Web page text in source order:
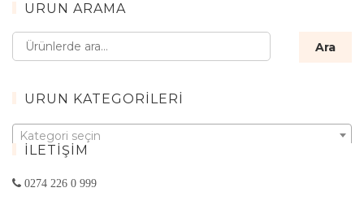
ÜRÜN ARAMA
Ara: Ara
ÜRÜN KATEGORILERI
Kategori seçin
İLETIŞIM
0274 226 0 999